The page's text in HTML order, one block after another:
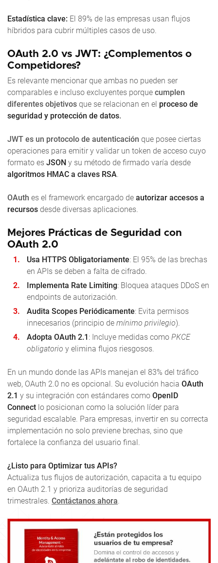
Estadística clave: El 89% de las empresas usan flujos
híbridos para cubrir múltiples casos de uso.
OAuth 2.0 vs JWT: ¿Complementos o
Competidores?
Es relevante mencionar que ambas no pueden ser
comparables e incluso excluyentes porque cumplen
diferentes objetivos que se relacionan en el proceso de
seguridad y protección de datos.
JWT es un protocolo de autenticación que posee ciertas
operaciones para emitir y validar un token de acceso cuyo
formato es JSON y su método de firmado varía desde
algoritmos HMAC a claves RSA.
OAuth es el framework encargado de autorizar accesos a
recursos desde diversas aplicaciones.
Mejores Prácticas de Seguridad con
OAuth 2.0
Usa HTTPS Obligatoriamente: El 95% de las brechas
en APIs se deben a falta de cifrado.
Implementa Rate Limiting: Bloquea ataques DDoS en
endpoints de autorización.
Audita Scopes Periódicamente: Evita permisos
innecesarios (principio de mínimo privilegio).
Adopta OAuth 2.1 : Incluye medidas como PKCE
obligatorio y elimina flujos riesgosos.
En un mundo donde las APIs manejan el 83% del tráfico
web, OAuth 2.0 no es opcional. Su evolución hacia OAuth
2.1 y su integración con estándares como OpenID
Connect lo posicionan como la solución líder para
seguridad escalable. Para empresas, invertir en su correcta
implementación no solo previene brechas, sino que
fortalece la confianza del usuario final.
¿Listo para Optimizar tus APIs?
Actualiza tus flujos de autorización, capacita a tu equipo
en OAuth 2.1 y prioriza auditorías de seguridad
trimestrales. Contáctanos ahora.